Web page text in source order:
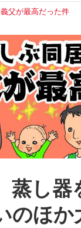
父が最高だった件
蒸し器
のほ